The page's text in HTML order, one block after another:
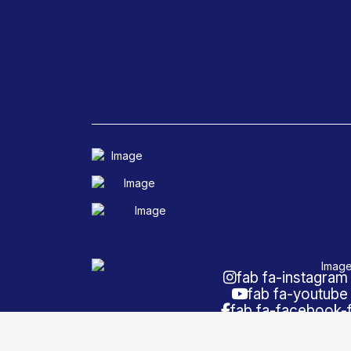
fab fa-instagram
fab fa-youtube
fab fa-